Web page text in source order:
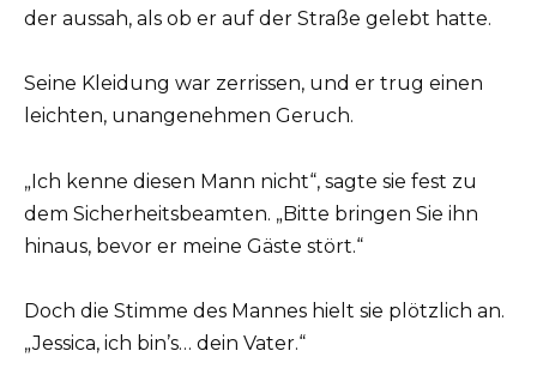
der aussah, als ob er auf der Straße gelebt hatte.
Seine Kleidung war zerrissen, und er trug einen
leichten, unangenehmen Geruch.
„Ich kenne diesen Mann nicht“, sagte sie fest zu
dem Sicherheitsbeamten. „Bitte bringen Sie ihn
hinaus, bevor er meine Gäste stört.“
Doch die Stimme des Mannes hielt sie plötzlich an.
„Jessica, ich bin’s… dein Vater.“